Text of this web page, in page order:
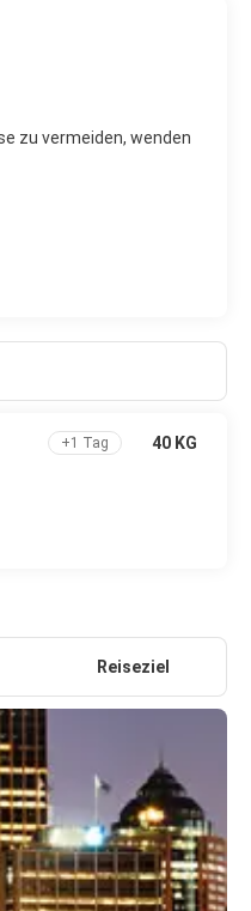
zu vermeiden, wenden
+1 Tag 40 KG
Reiseziel